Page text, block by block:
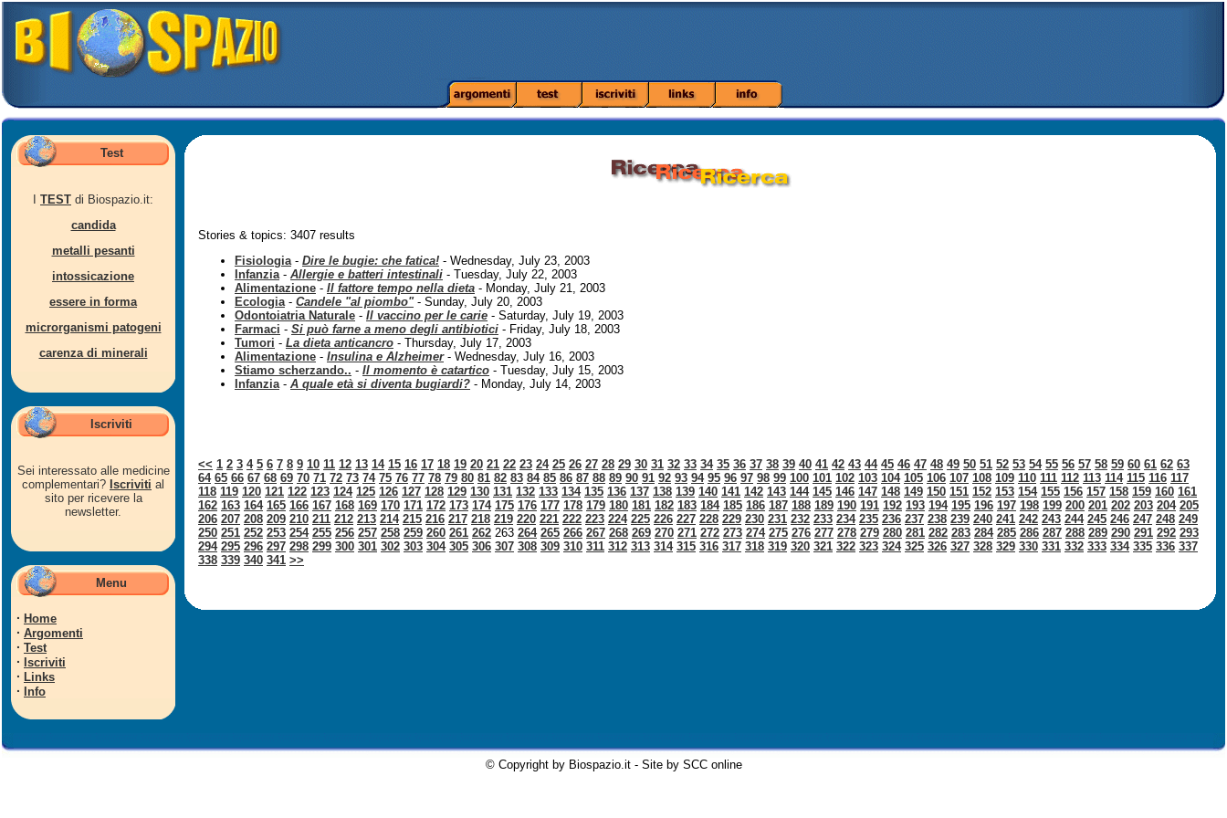
Test
TEST di Biospazio.it:
candida
metalli pesanti
intossicazione
essere in forma
microrganismi patogeni
carenza di minerali
Iscriviti
Sei interessato alle medicine
complementari? Iscriviti al
sito per ricevere la
newsletter.
Menu
· Home
· Argomenti
· Test
· Iscriviti
· Links
· Info
Stories & topics: 3407 results
Fisiologia- Dire le bugie: che fatica! - Wednesday, July 23, 2003
Infanzia- Allergie e batteri intestinali - Tuesday, July 22, 2003
Alimentazione - Il fattore tempo nella dieta - Monday, July 21, 2003
Ecologia- Candele "al piombo"- Sunday, July 20, 2003
Odontoiatria Naturale - Il vaccino per le carie - Saturday, July 19, 2003
Farmaci - Si può farne a meno degli antibiotici - Friday, July 18, 2003
Tumori - La dieta anticancro - Thursday, July 17, 2003
Alimentazione - Insulina e Alzheimer- Wednesday, July 16, 2003
Stiamo scherzando.. - Il momento è catartico - Tuesday, July 15, 2003
Infanzia- A quale età si diventa bugiardi? - Monday, July 14, 2003
<< 1 2 3 4 5 6 7 8 9 10 11 12 13 14 15 16 17 18 19 20 21 22 23 24 25 26 27 28 29 30 31 32 33 34 35 36 37 38 39 40 41 42 43 44 45 46 47 48 49 50 51 52 53 54 55 56 57 58 59 60 61 62 63
64 65 66 67 68 69 70 71 72 73 74 75 76 77 78 79 80 81 82 83 84 85 86 87 88 89 90 91 92 93 94 95 96 97 98 99 100 101 102 103 104 105 106 107 108 109 110 111 112 113 114 115 116 117
118 119 120 121 122 123 124 125 126 127 128 129 130 131 132 133 134 135 136 137 138 139 140 141 142 143 144 145 146 147 148 149 150 151 152 153 154 155 156 157 158 159 160 161
162 163 164 165 166 167 168 169 170 171 172 173 174 175 176 177 178 179 180 181 182 183 184 185 186 187 188 189 190 191 192 193 194 195 196 197 198 199 200 201 202 203 204 205
206 207 208 209 210 211 212 213 214 215 216 217 218 219 220 221 222 223 224 225 226 227 228 229 230 231 232 233 234 235 236 237 238 239 240 241 242 243 244 245 246 247 248 249
250 251 252 253 254 255 256 257 258 259 260 261 262 263 264 265 266 267 268 269 270 271 272 273 274 275 276 277 278 279 280 281 282 283 284 285 286 287 288 289 290 291 292 293
294 295 296 297 298 299 300 301 302 303 304 305 306 307 308 309 310 311 312 313 314 315 316 317 318 319 320 321 322 323 324 325 326 327 328 329 330 331 332 333 334 335 336 337
338 339 340 341 >>
© Copyright by Biospazio.it - Site by SCC online